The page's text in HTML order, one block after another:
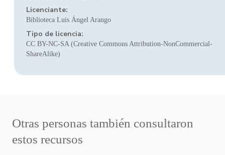
Licenciante:
Biblioteca Luis Ángel Arango
Tipo de licencia:
CC BY-NC-SA (Creative Commons Attribution-NonCommercial-
ShareAlike)
Otras personas también consultaron
estos recursos